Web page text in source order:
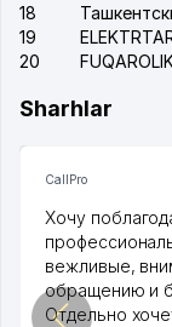
18
19
20
Sharhlar
CallPro
Хочу
вежливые,
обращению и
Отдельно